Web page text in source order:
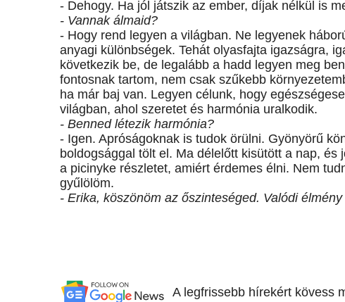
- Dehogy. Ha jól játszik az ember, díjak nélkül is
- Vannak álmaid?
- Hogy rend legyen a világban. Ne legyenek
anyagi különbségek. Tehát olyasfajta igazságra,
következik be, de legalább a hadd legyen meg
fontosnak tartom, nem csak szűkebb
ha már baj van. Legyen célunk, hogy
világban, ahol szeretet és harmónia uralkodik.
- Benned létezik harmónia?
- Igen. Apróságoknak is tudok örülni. Gyönyörű
boldogsággal tölt el. Ma délelőtt kisütött a nap,
a picinyke részletet, amiért érdemes élni. Nem
gyűlölöm.
- Erika, köszönöm az őszinteséged. Valódi
A legfrissebb hírekért kövess